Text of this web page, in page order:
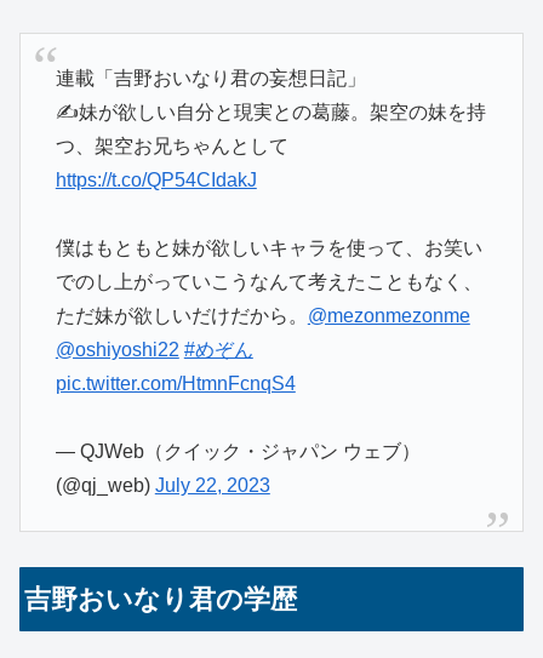
連載「吉野おいなり君の妄想日記」
✍妹が欲しい自分と現実との葛藤。架空の妹を持
つ、架空お兄ちゃんとして
https://t.co/QP54CIdakJ
僕はもともと妹が欲しいキャラを使って、お笑い
でのし上がっていこうなんて考えたこともなく、
ただ妹が欲しいだけだから。 @mezonmezonme
@oshiyoshi22 #めぞん
pic.twitter.com/HtmnFcnqS4
— QJWeb（クイック・ジャパン ウェブ）
(@qj_web) July 22, 2023
吉野おいなり君の学歴